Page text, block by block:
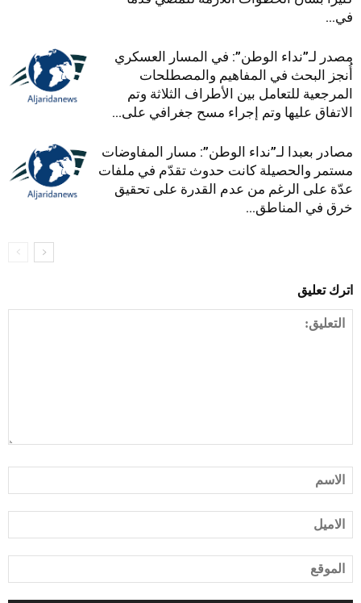
في...
مصدر لـ”نداء الوطن”: في المسار العسكري
أُنجز البحث في المفاهيم والمصطلحات
المرجعية للتعامل بين الأطراف الثلاثة وتم
الاتفاق عليها وتم إجراء مسح جغرافي على...
مصادر بعبدا لـ”نداء الوطن”: مسار المفاوضات
مستمر والحصيلة كانت حدوث تقدّم في ملفات
عدّة على الرغم من عدم القدرة على تحقيق
خرق في المناطق...
اترك تعليق